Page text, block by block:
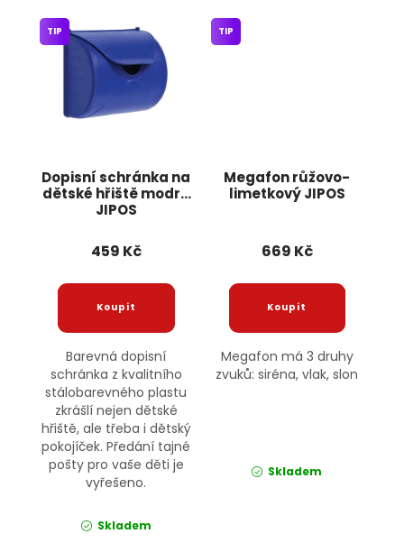
Dopisní schránka na
dětské hřiště modrá
JIPOS
TIP
459 Kč
Barevná dopisní
schránka z kvalitního
stálobarevného plastu
zkrášlí nejen dětské
hřiště, ale třeba i dětský
pokojíček. Předání tajné
pošty pro vaše děti je
vyřešeno.
Skladem
Megafon růžovo-
limetkový JIPOS
TIP
669 Kč
Megafon má 3 druhy
zvuků: siréna, vlak, slon
Skladem